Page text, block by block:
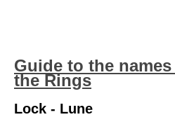
Guide to the
the Rings
Lock - Lune